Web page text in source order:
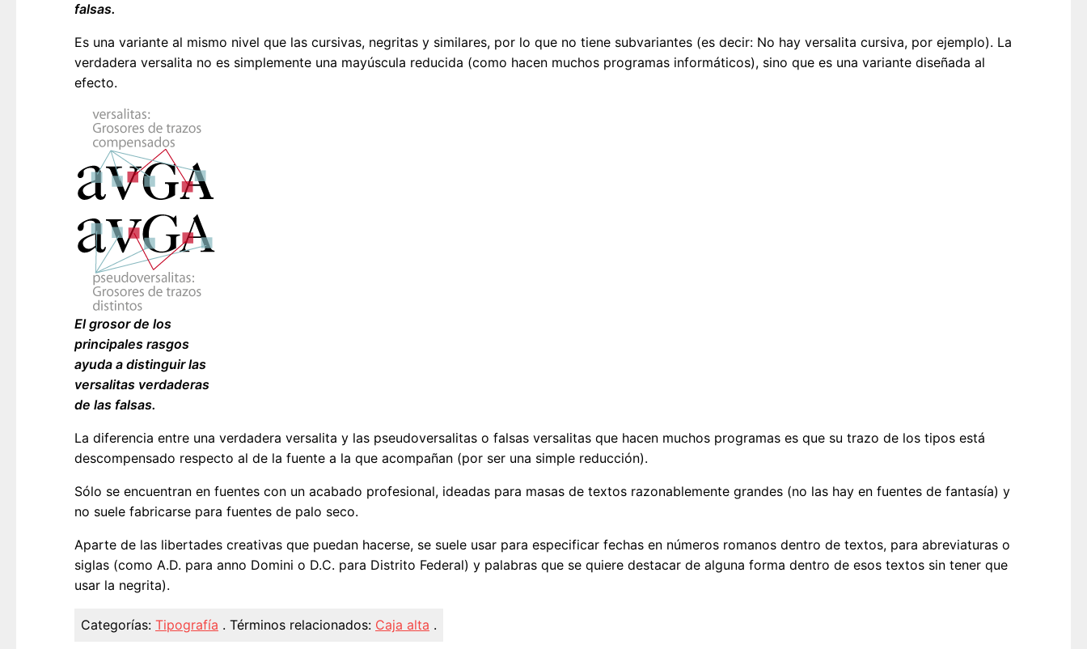
falsas.
Es una variante al mismo nivel que las cursivas, negritas y similares, por lo que no tiene subvariantes (es decir: No hay versalita cursiva, por ejemplo). La
verdadera versalita no es simplemente una mayúscula reducida (como hacen muchos programas informáticos), sino que es una variante diseñada al
efecto.
El grosor de los
principales rasgos
ayuda a distinguir las
versalitas verdaderas
de las falsas.
La diferencia entre una verdadera versalita y las pseudoversalitas o falsas versalitas que hacen muchos programas es que su trazo de los tipos está
descompensado respecto al de la fuente a la que acompañan (por ser una simple reducción).
Sólo se encuentran en fuentes con un acabado profesional, ideadas para masas de textos razonablemente grandes (no las hay en fuentes de fantasía) y
no suele fabricarse para fuentes de palo seco.
Aparte de las libertades creativas que puedan hacerse, se suele usar para especificar fechas en números romanos dentro de textos, para abreviaturas o
siglas (como A.D. para anno Domini o D.C. para Distrito Federal) y palabras que se quiere destacar de alguna forma dentro de esos textos sin tener que
usar la negrita).
Categorías: Tipografía . Términos relacionados: Caja alta .